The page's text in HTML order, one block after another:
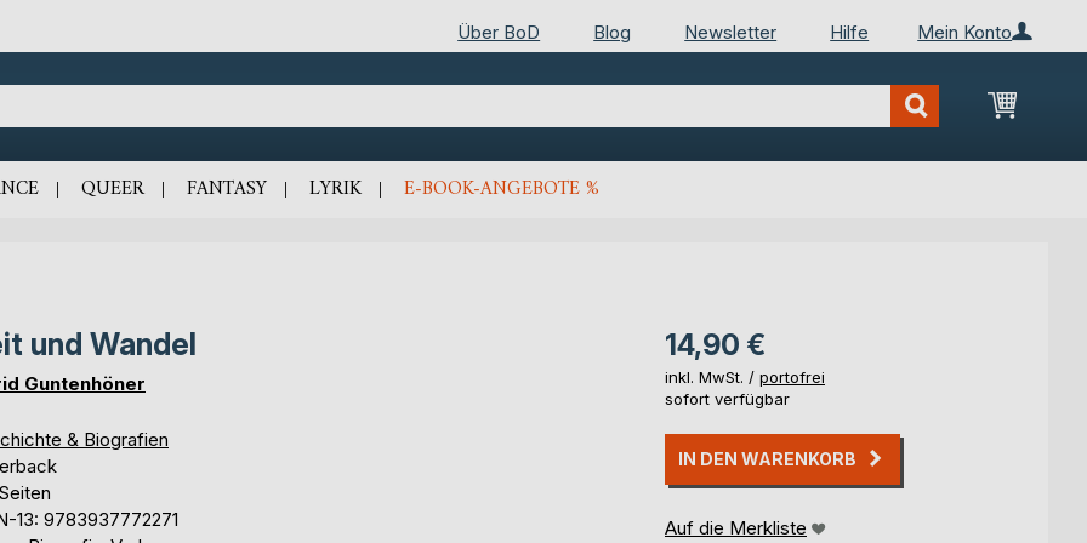
Mein Konto
Über BoD Blog Newsletter Hilfe
Mein
QUEER FANTASY LYRIK E-BOOK-ANGEBOTE %
und Wandel
Guntenhöner
& Biografien
13: 9783937772271
14,90 €
inkl. MwSt. / portofrei
sofort verfügbar
IN DEN WARENKORB
Auf die Merkliste